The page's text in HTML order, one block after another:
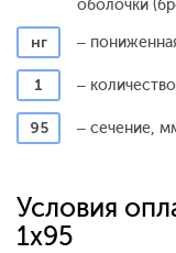
оболочки
нг
–
1 –
95 – сечение,
Условия
1x95